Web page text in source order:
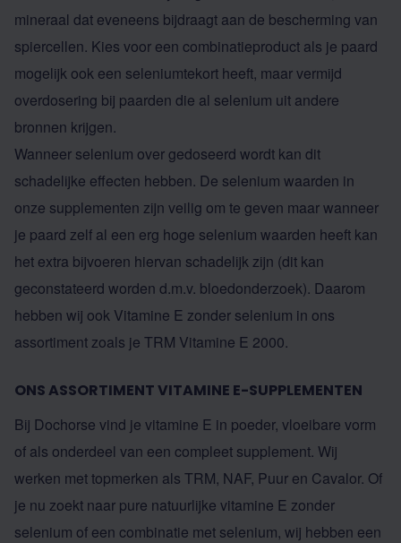
mineraal dat eveneens bijdraagt aan de bescherming van
spiercellen. Kies voor een combinatieproduct als je paard
mogelijk ook een seleniumtekort heeft, maar vermijd
overdosering bij paarden die al selenium uit andere
bronnen krijgen.
Wanneer selenium over gedoseerd wordt kan dit
schadelijke effecten hebben. De selenium waarden in
onze supplementen zijn veilig om te geven maar wanneer
je paard zelf al een erg hoge selenium waarden heeft kan
het extra bijvoeren hiervan schadelijk zijn (dit kan
geconstateerd worden d.m.v. bloedonderzoek). Daarom
hebben wij ook Vitamine E zonder selenium in ons
assortiment zoals je TRM Vitamine E 2000.
ONS ASSORTIMENT VITAMINE E-SUPPLEMENTEN
Bij Dochorse vind je vitamine E in poeder, vloeibare vorm
of als onderdeel van een compleet supplement. Wij
werken met topmerken als TRM, NAF, Puur en Cavalor. Of
je nu zoekt naar pure natuurlijke vitamine E zonder
selenium of een combinatie met selenium, wij hebben een